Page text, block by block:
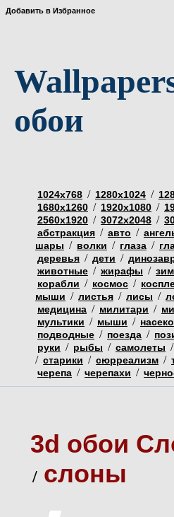
Добавить в Избранное
обои
1024х768 / 1280х1024 /
1680х1260 / 1920х1080 /
2560х1920 / 3072х2048 /
абстракция / авто /
шары / волки / глаза /
деревья / дети /
животные / жирафы /
корабли / космос /
мыши / листья / лисы /
медицина / милитари /
мультики / мыши /
подводные / поезда /
руки / рыбы / самолеты /
/ старики / сюрреализм /
черепа / черепахи /
3d обои
/ слоны